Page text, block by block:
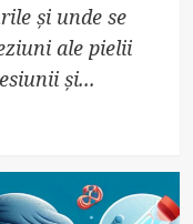
și unde se
ale pielii
și...